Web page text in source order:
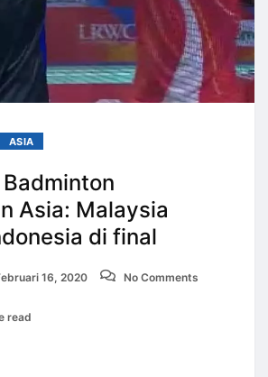
ASIA
Asia: Malaysia
di final
16, 2020 No Comments
read